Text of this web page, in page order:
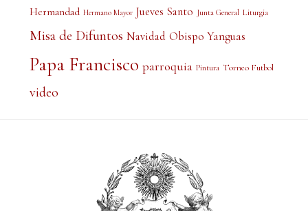
Hermandad Hermano Mayor Jueves Santo Junta General Liturgia
Misa de Difuntos Navidad Obispo Yanguas
Papa Francisco parroquia Pintura Torneo Futbol
video